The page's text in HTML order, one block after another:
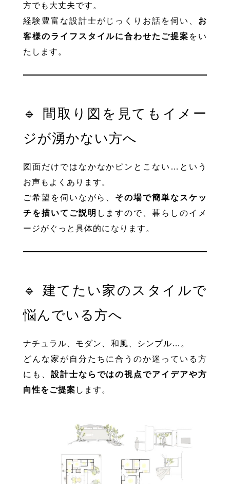
方でも大丈夫です。
経験豊富な設計士がじっくりお話を伺い、 お
客様のライフスタイルに合わせたご提案 をい
たします。
🔹 間取り図を見てもイメー
ジが湧かない方へ
図面だけではなかなかピンとこない…という
お声もよくあります。
ご希望を伺いながら、 その場で簡単なスケッ
チを描いてご説明 しますので、暮らしのイメ
ージがぐっと具体的になります。
🔹 建てたい家のスタイルで
悩んでいる方へ
ナチュラル、モダン、和風、シンプル…。
どんな家が自分たちに合うのか迷っている方
にも、 設計士ならではの視点でアイデアや方
向性をご提案 します。